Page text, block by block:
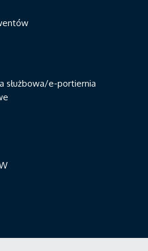
służbowa/e-portiernia